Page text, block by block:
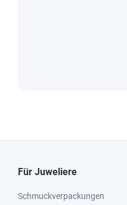
Für Juweliere
Schmuckverpackungen